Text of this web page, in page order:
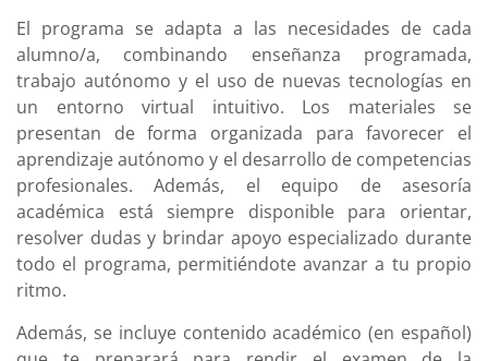
El programa se adapta a las necesidades de cada
alumno/a, combinando enseñanza programada,
trabajo autónomo y el uso de nuevas tecnologías en
un entorno virtual intuitivo. Los materiales se
presentan de forma organizada para favorecer el
aprendizaje autónomo y el desarrollo de competencias
profesionales. Además, el equipo de asesoría
académica está siempre disponible para orientar,
resolver dudas y brindar apoyo especializado durante
todo el programa, permitiéndote avanzar a tu propio
ritmo.
Además, se incluye contenido académico (en español)